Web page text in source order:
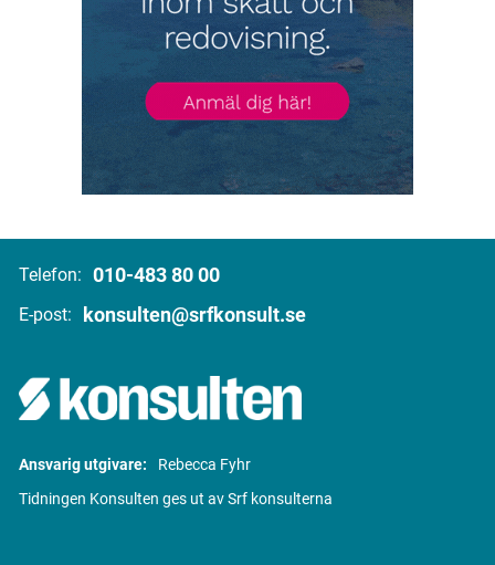
Telefon: 010-483 80 00
E-post: konsulten@srfkonsult.se
Ansvarig utgivare:
Rebecca Fyhr
Tidningen Konsulten ges ut av Srf konsulterna